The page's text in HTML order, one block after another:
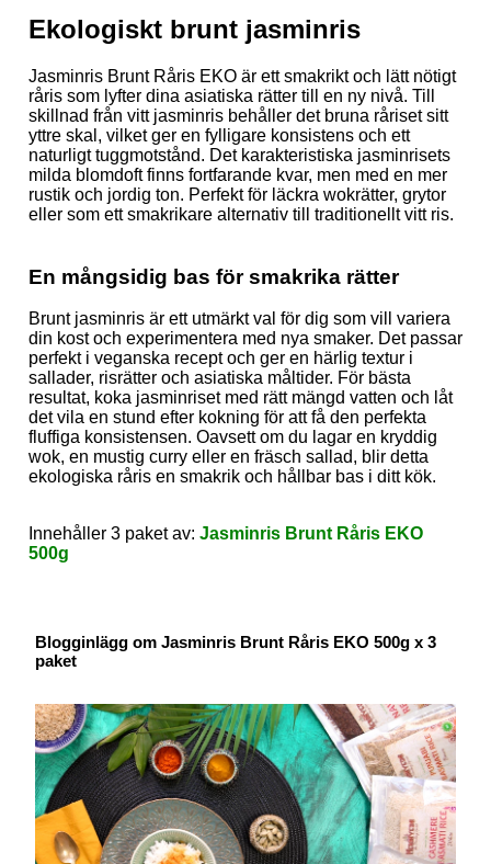
Ekologiskt brunt jasminris
Jasminris Brunt Råris EKO är ett smakrikt och lätt nötigt
råris som lyfter dina asiatiska rätter till en ny nivå. Till
skillnad från vitt jasminris behåller det bruna råriset sitt
yttre skal, vilket ger en fylligare konsistens och ett
naturligt tuggmotstånd. Det karakteristiska jasminrisets
milda blomdoft finns fortfarande kvar, men med en mer
rustik och jordig ton. Perfekt för läckra wokrätter, grytor
eller som ett smakrikare alternativ till traditionellt vitt ris.
En mångsidig bas för smakrika rätter
Brunt jasminris är ett utmärkt val för dig som vill variera
din kost och experimentera med nya smaker. Det passar
perfekt i veganska recept och ger en härlig textur i
sallader, risrätter och asiatiska måltider. För bästa
resultat, koka jasminriset med rätt mängd vatten och låt
det vila en stund efter kokning för att få den perfekta
fluffiga konsistensen. Oavsett om du lagar en kryddig
wok, en mustig curry eller en fräsch sallad, blir detta
ekologiska råris en smakrik och hållbar bas i ditt kök.
Innehåller 3 paket av: Jasminris Brunt Råris EKO
500g
Blogginlägg om Jasminris Brunt Råris EKO 500g x 3
paket